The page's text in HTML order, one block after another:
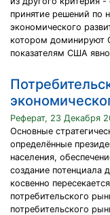
принятие решений по
экономического
котором доминируют
показателям США
Реферат, 23 Декабря
Основные
определённые
населения,
создание потенциала
косвенно
потребительского
потребительского